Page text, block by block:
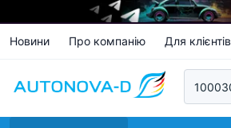
Новини Про компанію Для клієнтів